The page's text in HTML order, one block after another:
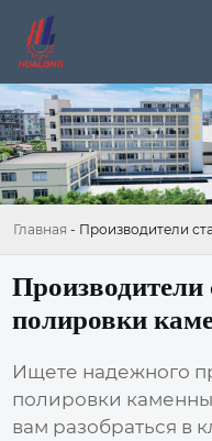
Главная - Производители
Производители
полировки
Ищете надежного
полировки
вам разобраться в